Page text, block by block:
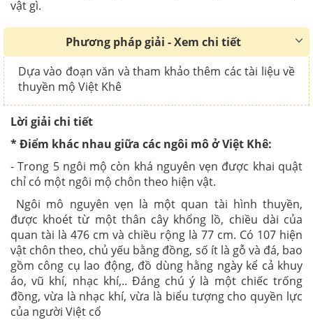
vật gì.
Phương pháp giải - Xem chi tiết
Dựa vào đoạn văn và tham khảo thêm các tài liệu về
thuyền mộ Việt Khê
Lời giải chi tiết
* Điểm khác nhau giữa các ngôi mô ở Việt Khê:
- Trong 5 ngôi mộ còn khá nguyên vẹn được khai quật
chỉ có một ngôi mộ chôn theo hiện vật.
Ngôi mô nguyên vẹn là một quan tài hình thuyền,
được khoét từ một thân cây khổng lồ, chiều dài của
quan tài là 476 cm và chiều rộng là 77 cm. Có 107 hiện
vật chôn theo, chủ yếu bằng đồng, số ít là gỗ và đá, bao
gồm công cụ lao động, đồ dùng hằng ngày kể cả khuy
áo, vũ khí, nhạc khí,.. Đáng chú ý là một chiếc trống
đồng, vừa là nhạc khí, vừa là biểu tượng cho quyền lực
của người Việt cổ